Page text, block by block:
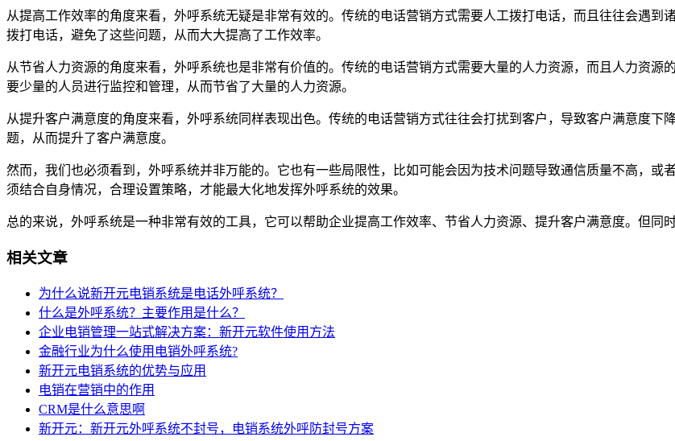
从提高工作效率的角度来看，外呼系统无疑是非常有效的。传统的电话营销方式需要人工拨打电话，而且往往会遇
拨打电话，避免了这些问题，从而大大提高了工作效率。
从节省人力资源的角度来看，外呼系统也是非常有价值的。传统的电话营销方式需要大量的人力资源，而且人力资
要少量的人员进行监控和管理，从而节省了大量的人力资源。
从提升客户满意度的角度来看，外呼系统同样表现出色。传统的电话营销方式往往会打扰到客户，导致客户满意度
题，从而提升了客户满意度。
然而，我们也必须看到，外呼系统并非万能的。它也有一些局限性，比如可能会因为技术问题导致通信质量不高，
须结合自身情况，合理设置策略，才能最大化地发挥外呼系统的效果。
总的来说，外呼系统是一种非常有效的工具，它可以帮助企业提高工作效率、节省人力资源、提升客户满意度。但同
相关文章
为什么说新开元电销系统是电话外呼系统？
什么是外呼系统？主要作用是什么？
企业电销管理一站式解决方案：新开元软件使用方法
金融行业为什么使用电销外呼系统?
新开元电销系统的优势与应用
电销在营销中的作用
CRM是什么意思啊
新开元：新开元外呼系统不封号，电销系统外呼防封号方案